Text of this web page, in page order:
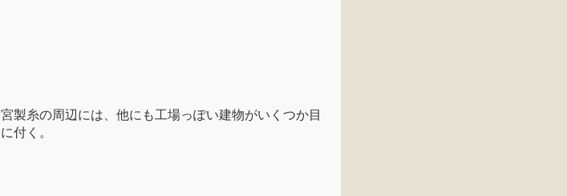
宮製糸の周辺には、他にも工場っぽい建物がいくつか目
に付く。